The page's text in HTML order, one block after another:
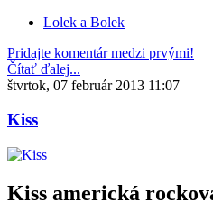
Lolek a Bolek
Pridajte komentár medzi prvými!
Čítať ďalej...
štvrtok, 07 február 2013 11:07
Kiss
Kiss americká